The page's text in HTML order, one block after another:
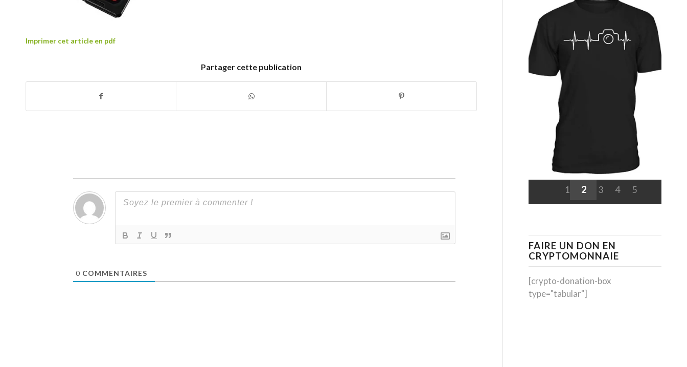
Imprimer cet article en pdf
Partager cette publication
0 COMMENTAIRES
1 2 3 4 5
FAIRE UN DON EN
CRYPTOMONNAIE
[crypto-donation-box
type="tabular"]